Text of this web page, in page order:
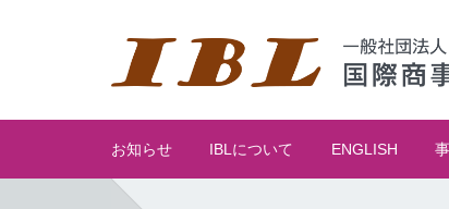
お知らせ IBLについて ENGLISH